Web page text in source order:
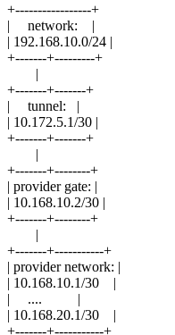
+-----------------+
| network: |
| 192.168.10.0/24 |
+-------+---------+
|
+-------+-------+
| tunnel: |
| 10.172.5.1/30 |
+-------+-------+
|
+-------+--------+
| provider gate: |
| 10.168.10.2/30 |
+-------+--------+
|
+-------+-----------+
| provider network: |
| 10.168.10.1/30 |
| .... |
| 10.168.20.1/30 |
+-------+-----------+